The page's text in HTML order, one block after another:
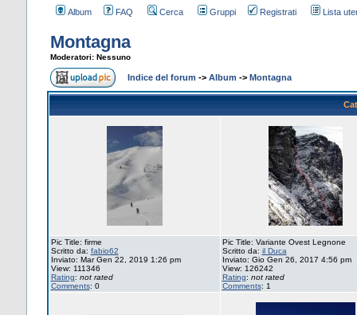
Album FAQ Cerca Gruppi Registrati Lista
Montagna
Moderatori: Nessuno
Indice del forum -> Album -> Montagna
Pic Title: firme
Scritto da: fabio62
Inviato: Mar Gen 22, 2019 1:26 pm
View: 111346
Rating: not rated
Comments: 0
Pic Title: Variante Ovest Legnone
Scritto da: il Duca
Inviato: Gio Gen 26, 2017 4:56 pm
View: 126242
Rating: not rated
Comments: 1